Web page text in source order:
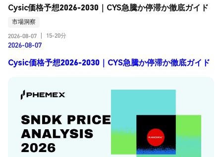
Cysic価格予想2026-2030｜CYS急騰か停滞か徹底ガイド
市場洞察
2026-08-07
15-20分
2026-08-07
Cysic価格予想2026-2030｜CYS急騰か停滞か徹底ガイド